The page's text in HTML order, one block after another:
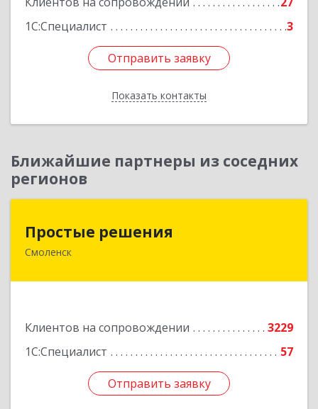
1С:Специалист
3
Отправить заявку
Показать контакты
Отправить заявку
Назад
Ближайшие партнеры из соседних
регионов
Простые решения
Смоленск
Клиентов на сопровождении
3229
1С:Специалист
57
Отправить заявку
214015, Смоленская обл, Смоленск г, Большая
Отправить заявку